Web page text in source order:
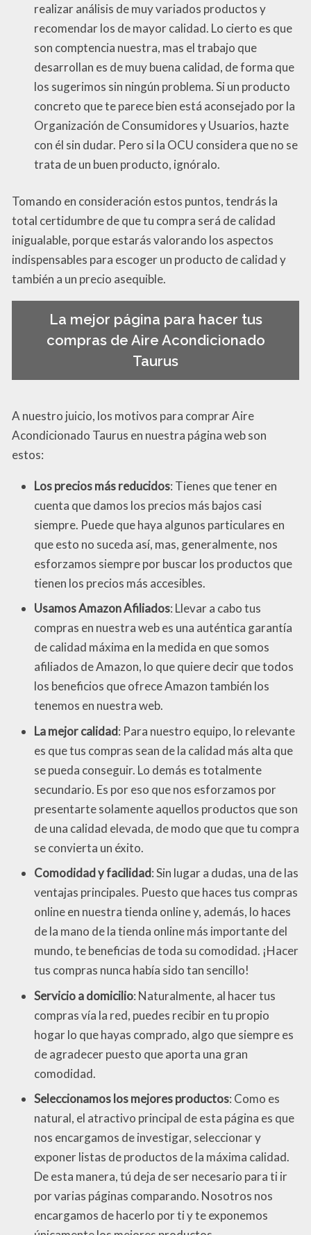
realizar análisis de muy variados productos y
recomendar los de mayor calidad. Lo cierto es que
son comptencia nuestra, mas el trabajo que
desarrollan es de muy buena calidad, de forma que
los sugerimos sin ningún problema. Si un producto
concreto que te parece bien está aconsejado por la
Organización de Consumidores y Usuarios, hazte
con él sin dudar. Pero si la OCU considera que no se
trata de un buen producto, ignóralo.
Tomando en consideración estos puntos, tendrás la
total certidumbre de que tu compra será de calidad
inigualable, porque estarás valorando los aspectos
indispensables para escoger un producto de calidad y
también a un precio asequible.
La mejor página para hacer tus
compras de Aire Acondicionado
Taurus
A nuestro juicio, los motivos para comprar Aire
Acondicionado Taurus en nuestra página web son
estos:
Los precios más reducidos: Tienes que tener en
cuenta que damos los precios más bajos casi
siempre. Puede que haya algunos particulares en
que esto no suceda así, mas, generalmente, nos
esforzamos siempre por buscar los productos que
tienen los precios más accesibles.
Usamos Amazon Afiliados: Llevar a cabo tus
compras en nuestra web es una auténtica garantía
de calidad máxima en la medida en que somos
afiliados de Amazon, lo que quiere decir que todos
los beneficios que ofrece Amazon también los
tenemos en nuestra web.
La mejor calidad: Para nuestro equipo, lo relevante
es que tus compras sean de la calidad más alta que
se pueda conseguir. Lo demás es totalmente
secundario. Es por eso que nos esforzamos por
presentarte solamente aquellos productos que son
de una calidad elevada, de modo que que tu compra
se convierta un éxito.
Comodidad y facilidad: Sin lugar a dudas, una de las
ventajas principales. Puesto que haces tus compras
online en nuestra tienda online y, además, lo haces
de la mano de la tienda online más importante del
mundo, te beneficias de toda su comodidad. ¡Hacer
tus compras nunca había sido tan sencillo!
Servicio a domicilio: Naturalmente, al hacer tus
compras vía la red, puedes recibir en tu propio
hogar lo que hayas comprado, algo que siempre es
de agradecer puesto que aporta una gran
comodidad.
Seleccionamos los mejores productos: Como es
natural, el atractivo principal de esta página es que
nos encargamos de investigar, seleccionar y
exponer listas de productos de la máxima calidad.
De esta manera, tú deja de ser necesario para ti ir
por varias páginas comparando. Nosotros nos
encargamos de hacerlo por ti y te exponemos